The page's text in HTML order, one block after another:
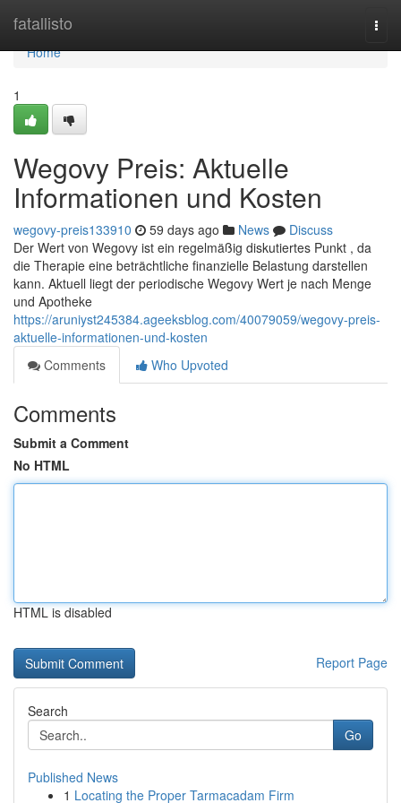
fatallisto
Home
Home
1
Wegovy Preis: Aktuelle
Informationen und Kosten
wegovy-preis133910 59 days ago News
Discuss
Der Wert von Wegovy ist ein regelmäßig diskutiertes Punkt , da
die Therapie eine beträchtliche finanzielle Belastung darstellen
kann. Aktuell liegt der periodische Wegovy Wert je nach Menge
und Apotheke
https://aruniyst245384.ageeksblog.com/40079059/wegovy-preis-
aktuelle-informationen-und-kosten
Comments
Who Upvoted
Comments
Submit a Comment
No HTML
HTML is disabled
Report Page
Search
Go
Published News
1 Locating the Proper Tarmacadam Firm